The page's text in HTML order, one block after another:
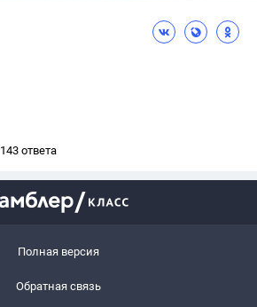
143 ответа
Полная версия
Обратная связь